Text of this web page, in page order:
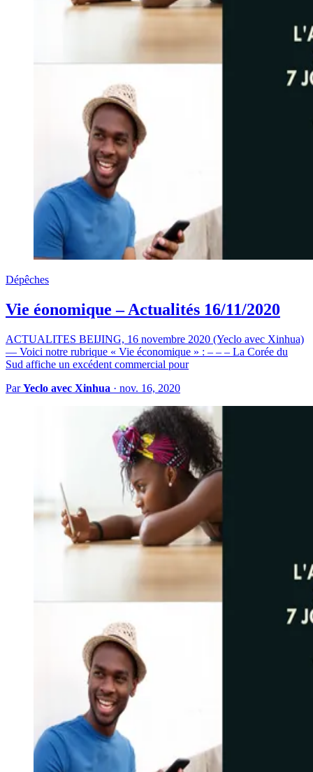
Dépêches
Vie éonomique – Actualités 16/11/2020
ACTUALITES BEIJING, 16 novembre 2020 (Yeclo avec Xinhua)
— Voici notre rubrique « Vie économique » : – – – La Corée du
Sud affiche un excédent commercial pour
ParYeclo avec Xinhua · nov. 16, 2020